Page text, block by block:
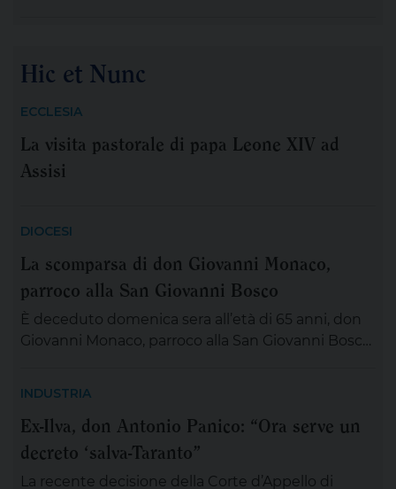
immersi in un’atmosfera di tranquillità, quiete e
Hic et Nunc
ECCLESIA
La visita pastorale di papa Leone XIV ad
Assisi
DIOCESI
La scomparsa di don Giovanni Monaco,
parroco alla San Giovanni Bosco
È deceduto domenica sera all’età di 65 anni, don
Giovanni Monaco, parroco alla San Giovanni Bosco.
preghiera e rendergli un ultimo saluto. Alle ore 20
ci si ritroverà come Comunità educativa pastorale
INDUSTRIA
Ex-Ilva, don Antonio Panico: “Ora serve un
decreto ‘salva-Taranto”
La recente decisione della Corte d’Appello di